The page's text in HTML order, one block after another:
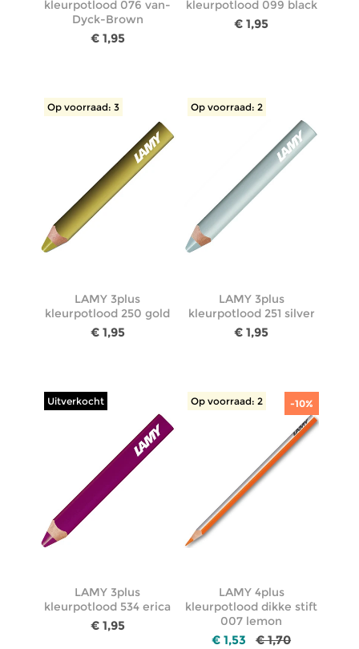
kleurpotlood 076 van-
Dyck-Brown
€ 1,95
kleurpotlood 099 black
€ 1,95
Op voorraad: 3
LAMY 3plus
kleurpotlood 250 gold
€ 1,95
Op voorraad: 2
LAMY 3plus
kleurpotlood 251 silver
€ 1,95
Uitverkocht
LAMY 3plus
kleurpotlood 534 erica
€ 1,95
-10%
Op voorraad: 2
LAMY 4plus
kleurpotlood dikke stift
007 lemon
€ 1,53 € 1,70